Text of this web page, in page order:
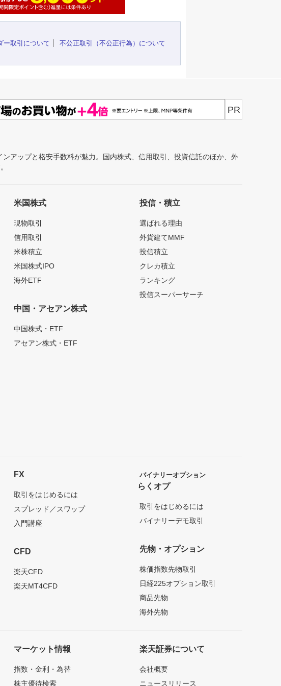
ー取引について
不公正取引（不公正行為）について
PR
アップと格安手数料が魅力。国内株式、信用取引、投資信託のほか、外
米国株式
現物取引
信用取引
米株積立
米国株式IPO
海外ETF
中国・アセアン株式
中国株式・ETF
アセアン株式・ETF
投信・積立
選ばれる理由
外貨建てMMF
投信積立
クレカ積立
ランキング
投信スーパーサーチ
FX
取引をはじめるには
スプレッド／スワップ
入門講座
CFD
楽天CFD
楽天MT4CFD
バイナリーオプション
らくオプ
取引をはじめるには
バイナリーデモ取引
先物・オプション
株価指数先物取引
日経225オプション取引
商品先物
海外先物
マーケット情報
指数・金利・為替
株主優待検索
楽天証券について
会社概要
ニュースリリース